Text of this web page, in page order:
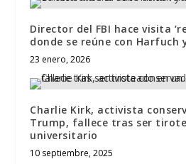
Director del FBI hace visita
donde se reúne con Harfuch
23 enero, 2026
Charlie Kirk, activista
Trump, fallece tras ser
universitario
10 septiembre, 2025